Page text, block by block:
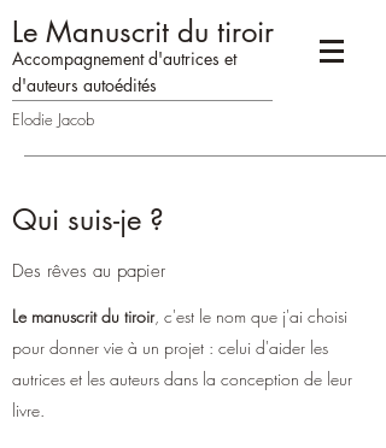
Le Manuscrit du tiroir
Accompagnement d'autrices et
d'auteurs autoédités
Elodie Jacob
Qui suis-je ?
Des rêves au papier
Le manuscrit du tiroir, c'est le nom que j'ai choisi
pour donner vie à un projet : celui d'aider les
autrices et les auteurs dans la conception de leur
livre.